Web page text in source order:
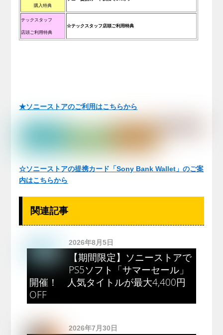
購入特典
テックスタッフ
店頭ご利用特典
☆テックスタッフ店頭ご利用特典
★ソニーストアのご利用はこちらから
☆ソニーストアの提携カード「Sony Bank Wallet」のご案
内はこちらから
関連記事
2026年8月5日
【期間限定】ソニーストアで
PS5ソフト「サマーセール」
開催！ 人気タイトルが最大4,400円
OFF
2026年7月30日